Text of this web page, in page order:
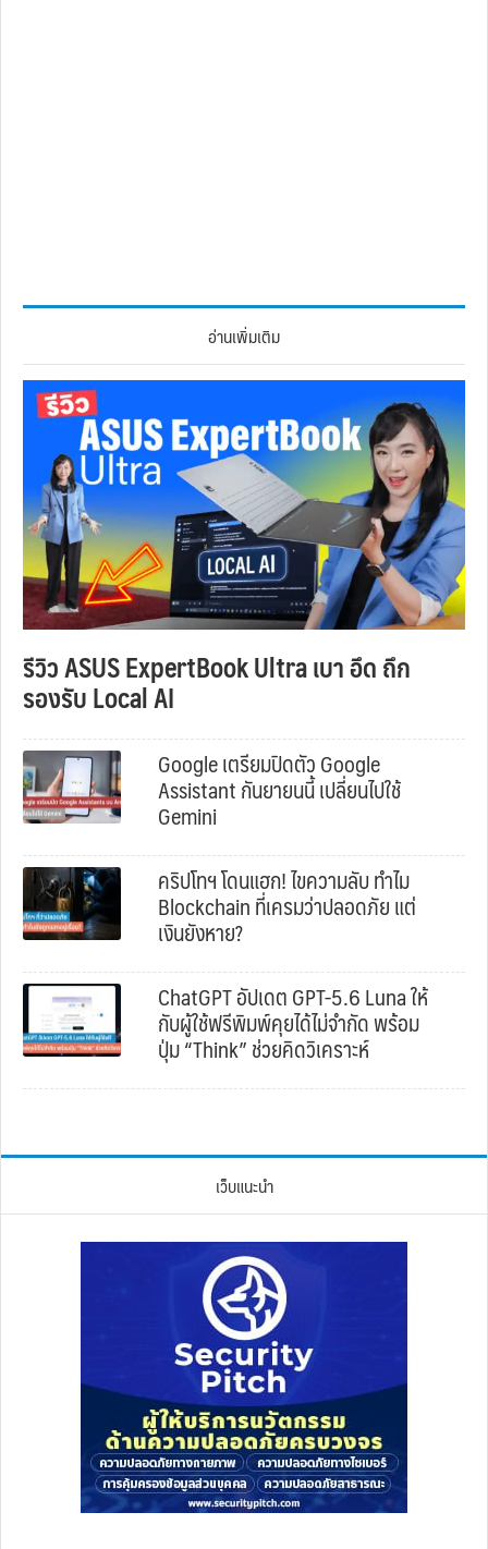
อ่านเพิ่มเติม
รีวิว ASUS ExpertBook Ultra เบา อึด ถึก
รองรับ Local AI
Google เตรียมปิดตัว Google
Assistant กันยายนนี้ เปลี่ยนไปใช้
Gemini
คริปโทฯ โดนแฮก! ไขความลับ ทำไม
Blockchain ที่เครมว่าปลอดภัย แต่
เงินยังหาย?
ChatGPT อัปเดต GPT-5.6 Luna ให้
กับผู้ใช้ฟรีพิมพ์คุยได้ไม่จำกัด พร้อม
ปุ่ม “Think” ช่วยคิดวิเคราะห์
เว็บแนะนำ